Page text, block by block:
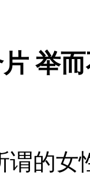
举
谓的女